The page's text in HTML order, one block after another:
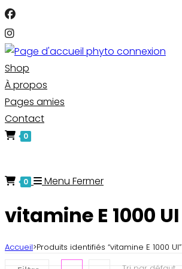
Skip
to
content
Shop
À propos
Pages amies
Contact
0
search
0 Menu Fermer
vitamine E 1000 UI
Accueil>Produits identifiés “vitamine E 1000 UI”